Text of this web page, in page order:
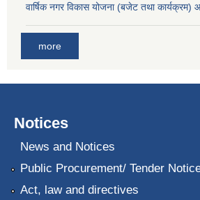
वार्षिक नगर विकास योजना (बजेट तथा
more
Notices
News and Notices
Public Procurement/ Tender
Act, law and directives